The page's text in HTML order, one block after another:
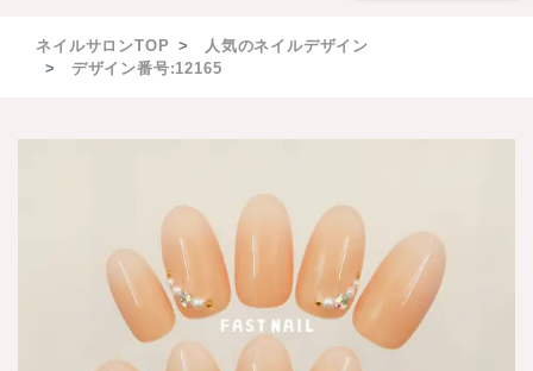
ネイルサロンTOP
人気のネイルデザイン
デザイン番号:12165